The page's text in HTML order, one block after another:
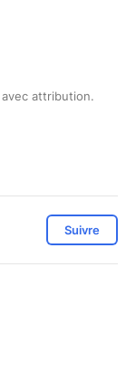
attribution.
Suivre